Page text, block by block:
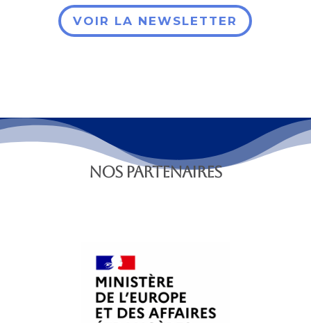
VOIR LA NEWSLETTER
NOS PARTENAIRES